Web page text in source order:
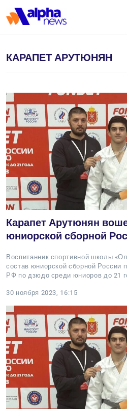
КАРАПЕТ АРУТЮНЯН
Карапет Арутюнян
юниорской сборной
Воспитанник спортивной школы
состав юниорской сборной России
РФ по дзюдо среди юниоров до 21
30 ноября 2023, 16:15